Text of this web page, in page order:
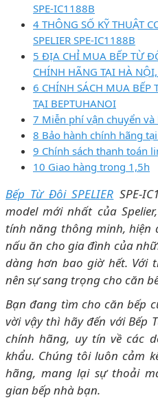
SPE-IC1188B
4 THÔNG SỐ KỸ THUẬT
SPELIER SPE-IC1188B
5 ĐỊA CHỈ MUA BẾP TỪ
CHÍNH HÃNG TẠI HÀ
6 CHÍNH SÁCH MUA BẾP
TẠI BEPTUHANOI
7 Miễn phí vận chuyển và
8 Bảo hành chính hãng
9 Chính sách thanh toán
10 Giao hàng trong 1,5h
Bếp Từ Đôi SPELIER SPE-
model mới nhất của
tính năng thông minh, hiện
nấu ăn cho gia đình của
dàng hơn bao giờ hết. Với
nên sự sang trọng cho căn
Bạn đang tìm cho căn bếp
vời vậy thì hãy đến với Bếp
chính hãng, uy tín về các
khẩu. Chúng tôi luôn cảm
hãng, mang lại sự thoải
gian bếp nhà bạn.